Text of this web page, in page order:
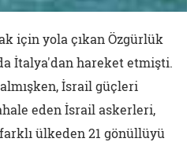
için yola çıkan Özgürlük
İtalya'dan hareket etmişti.
İsrail güçleri
eden İsrail askerleri,
ülkeden 21 gönüllüyü